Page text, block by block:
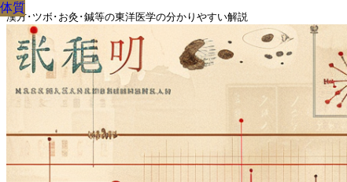
漢方･ツボ･お灸･鍼等の東洋医学の分かりやすい解説
体質
体質
体質
体質
体質
体質
体質
体質
体質